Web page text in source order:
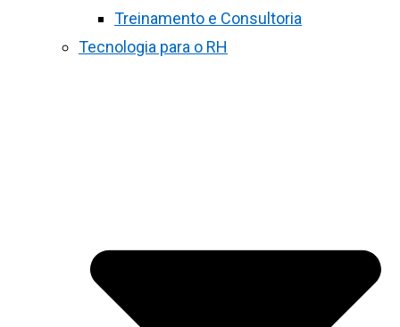
Treinamento e Consultoria
Tecnologia para o RH